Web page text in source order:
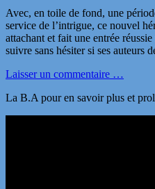
Avec, en toile de fond, une
service de l’intrigue, ce nouvel
attachant et fait une entrée
suivre sans hésiter si ses auteurs
Laisser un commentaire …
La B.A pour en savoir plus et